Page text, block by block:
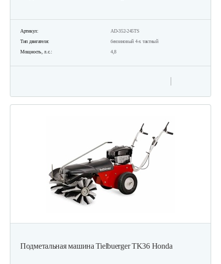
Артикул:
AD-352-245TS
Тип двигателя:
бензиновый 4-х тактный
Мощность, л.с.:
4,8
Подметальная машина Tielbuerger TK36 Honda